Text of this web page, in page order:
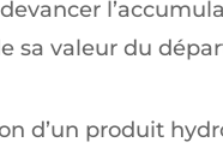
sa valeur du
d’un produit